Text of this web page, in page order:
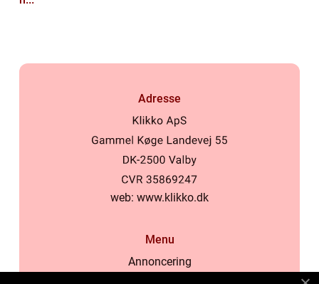
Adresse
web: www.klikko.dk
Menu
Annoncering